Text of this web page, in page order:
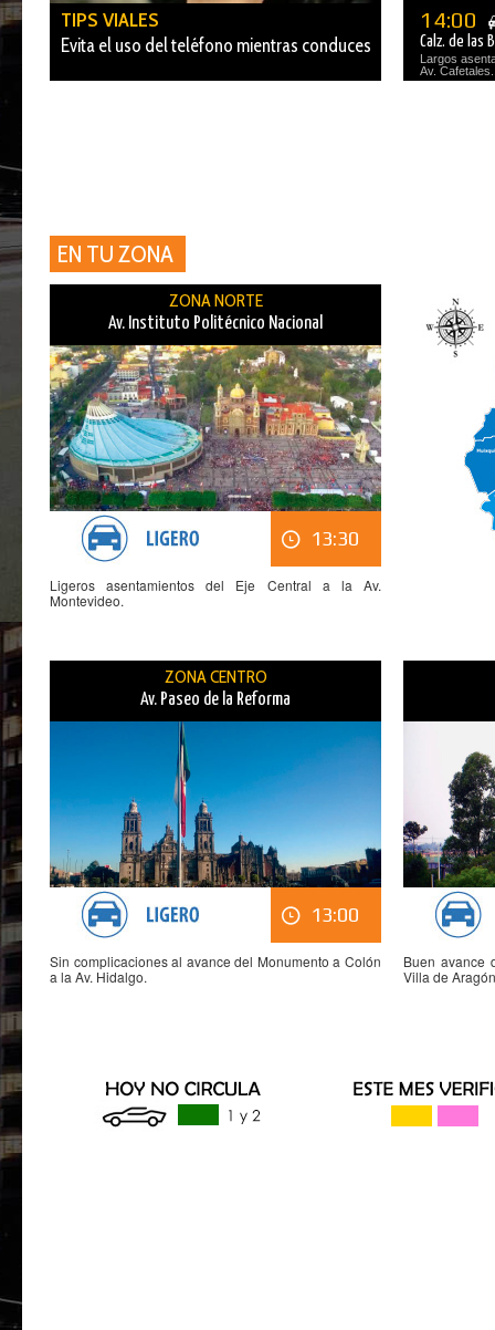
TIPS VIALES
Evita el uso del teléfono mientras conduces
14:00
Calz. de las
Largos
Av. Cafetales.
EN TU ZONA
ZONA NORTE
Av. Instituto Politécnico Nacional
13:30
Ligeros asentamientos del Eje Central a la Av.
Montevideo.
ZONA CENTRO
Av. Paseo de la Reforma
13:00
Sin complicaciones al avance del Monumento a Colón
a la Av. Hidalgo.
Buen avance
Villa de